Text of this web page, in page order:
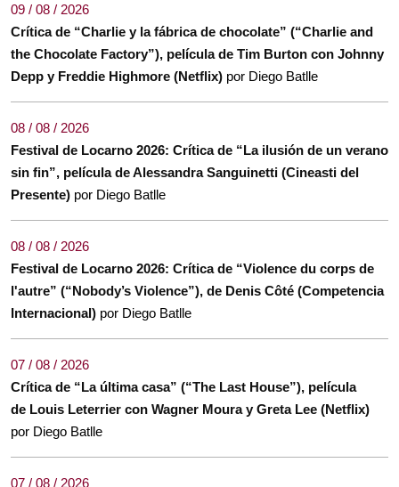
09 / 08 / 2026
Crítica de “Charlie y la fábrica de chocolate” (“Charlie and
the Chocolate Factory”), película de Tim Burton con Johnny
Depp y Freddie Highmore (Netflix) por Diego Batlle
08 / 08 / 2026
Festival de Locarno 2026: Crítica de “La ilusión de un verano
sin fin”, película de Alessandra Sanguinetti (Cineasti del
Presente) por Diego Batlle
08 / 08 / 2026
Festival de Locarno 2026: Crítica de “Violence du corps de
l'autre” (“Nobody’s Violence”), de Denis Côté (Competencia
Internacional) por Diego Batlle
07 / 08 / 2026
Crítica de “La última casa” (“The Last House”), película
de Louis Leterrier con Wagner Moura y Greta Lee (Netflix)
por Diego Batlle
07 / 08 / 2026